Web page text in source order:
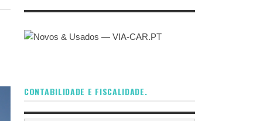
CONTABILIDADE E FISCALIDADE.